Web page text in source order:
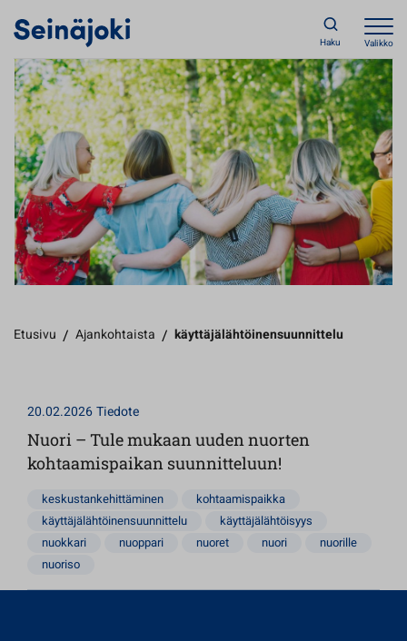
Haku Valikko
Etusivu / Ajankohtaista / käyttäjälähtöinensuunnittelu
20.02.2026Tiedote
Nuori – Tule mukaan uuden nuorten
kohtaamispaikan suunnitteluun!
keskustankehittäminen
kohtaamispaikka
käyttäjälähtöinensuunnittelu
käyttäjälähtöisyys
nuokkari
nuoppari nuoret nuori
nuorille
nuoriso